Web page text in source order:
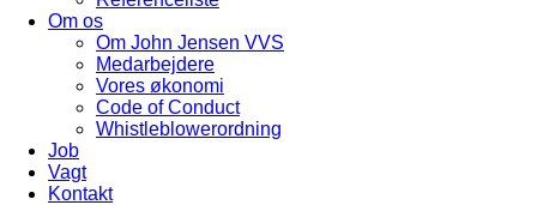
Om os
Om John Jensen VVS
Medarbejdere
Vores økonomi
Code of Conduct
Whistleblowerordning
Job
Vagt
Kontakt